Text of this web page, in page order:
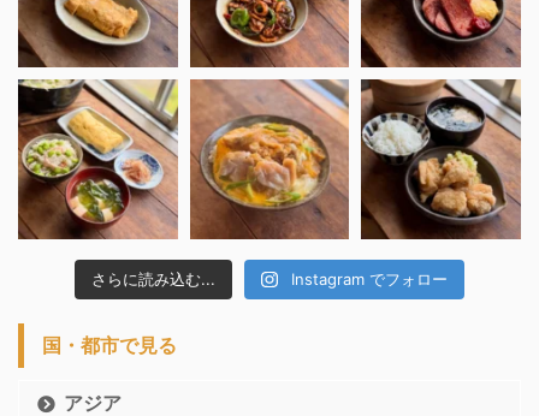
さらに読み込む... Instagram でフォロー
国・都市で見る
アジア